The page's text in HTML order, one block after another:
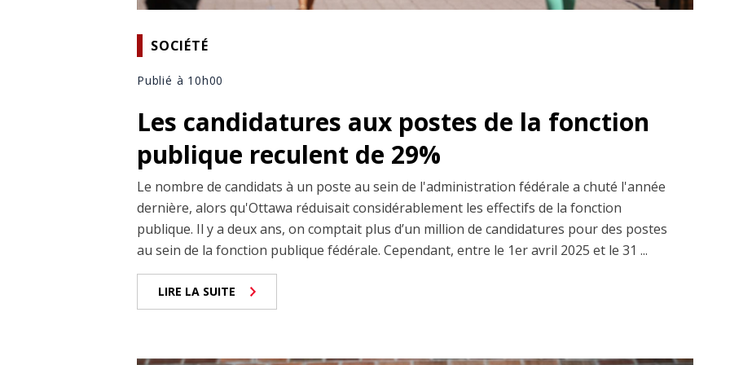
SOCIÉTÉ
Publié à 10h00
Les candidatures aux postes de la fonction
publique reculent de 29%
Le nombre de candidats à un poste au sein de l'administration fédérale a chuté l'année
dernière, alors qu'Ottawa réduisait considérablement les effectifs de la fonction
publique. Il y a deux ans, on comptait plus d’un million de candidatures pour des postes
au sein de la fonction publique fédérale. Cependant, entre le 1er avril 2025 et le 31 ...
LIRE LA SUITE